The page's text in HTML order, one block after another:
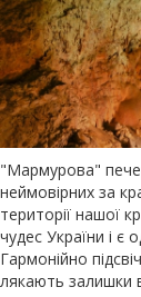
"Мармурова"
неймовірних за
території нашої
чудес України і є
Гармонійно
лякають залишки